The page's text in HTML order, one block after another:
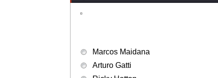
Marcos Maidana
Arturo Gatti